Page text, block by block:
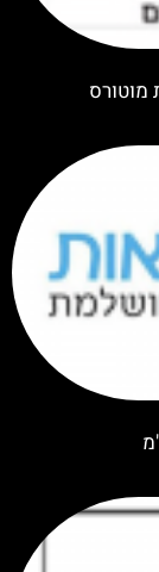
מוטורס